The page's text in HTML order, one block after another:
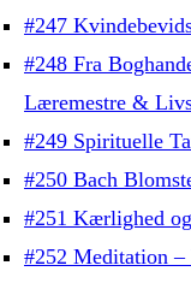
#247
#248 Fra
Læremestre &
#249 Spirituelle
#250 Bach
#251 Kærlighed
#252 Meditation –